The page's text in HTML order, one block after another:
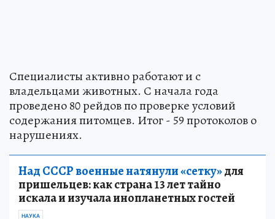
Специалисты активно работают и с
владельцами животных. С начала года
проведено 80 рейдов по проверке условий
содержания питомцев. Итог - 59 протоколов о
нарушениях.
Над СССР военные натянули «сетку»для
пришельцев: как страна 13 лет тайно
искала и изучала инопланетных гостей
НАУКА